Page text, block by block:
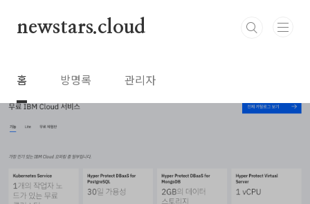
newstars.cloud
홈 방명록 관리자